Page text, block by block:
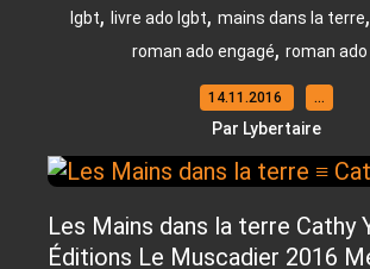
lgbt, livre ado lgbt, mains dans la terre,
roman ado engagé, roman
14.11.2016 …
Par Lybertaire
Les Mains dans la terre Cathy
Éditions Le Muscadier 2016